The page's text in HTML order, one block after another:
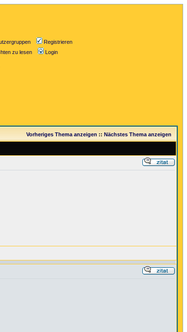
Registrieren
zu lesen Login
Vorheriges Thema anzeigen :: Nächstes Thema anzeigen